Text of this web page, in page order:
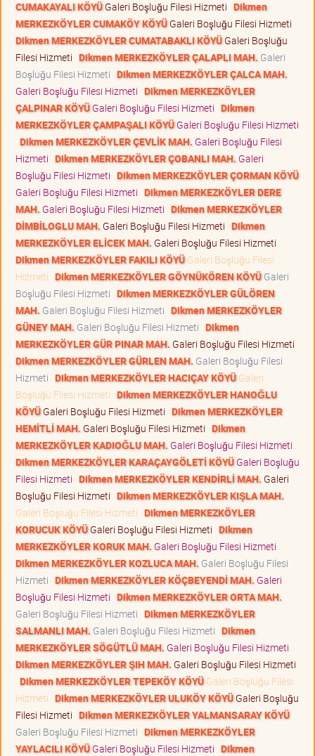
CUMAKAYALI KÖYÜGaleri Boşluğu Filesi Hizmeti Dikmen
MERKEZKÖYLER CUMAKÖY KÖYÜGaleri Boşluğu Filesi Hizmeti
Dikmen MERKEZKÖYLER CUMATABAKLI KÖYÜGaleri Boşluğu
Filesi Hizmeti Dikmen MERKEZKÖYLER ÇALAPLI MAH. Galeri
Boşluğu Filesi Hizmeti Dikmen MERKEZKÖYLER ÇALCA MAH.
Galeri Boşluğu Filesi Hizmeti Dikmen MERKEZKÖYLER
ÇALPINAR KÖYÜGaleri Boşluğu Filesi Hizmeti Dikmen
MERKEZKÖYLER ÇAMPAŞALI KÖYÜGaleri Boşluğu Filesi Hizmeti
Dikmen MERKEZKÖYLER ÇEVLİK MAH. Galeri Boşluğu Filesi
Hizmeti Dikmen MERKEZKÖYLER ÇOBANLI MAH. Galeri
Boşluğu Filesi Hizmeti Dikmen MERKEZKÖYLER ÇORMAN KÖYÜ
Galeri Boşluğu Filesi Hizmeti Dikmen MERKEZKÖYLER DERE
MAH. Galeri Boşluğu Filesi Hizmeti Dikmen MERKEZKÖYLER
DİMBİLOGLU MAH. Galeri Boşluğu Filesi Hizmeti Dikmen
MERKEZKÖYLER ELİCEK MAH. Galeri Boşluğu Filesi Hizmeti
Dikmen MERKEZKÖYLER FAKILI KÖYÜGaleri Boşluğu Filesi
Hizmeti Dikmen MERKEZKÖYLER GÖYNÜKÖREN KÖYÜGaleri
Boşluğu Filesi Hizmeti Dikmen MERKEZKÖYLER GÜLÖREN
MAH. Galeri Boşluğu Filesi Hizmeti Dikmen MERKEZKÖYLER
GÜNEY MAH. Galeri Boşluğu Filesi Hizmeti Dikmen
MERKEZKÖYLER GÜR PINAR MAH. Galeri Boşluğu Filesi Hizmeti
Dikmen MERKEZKÖYLER GÜRLEN MAH. Galeri Boşluğu Filesi
Hizmeti Dikmen MERKEZKÖYLER HACIÇAY KÖYÜGaleri
Boşluğu Filesi Hizmeti Dikmen MERKEZKÖYLER HANOĞLU
KÖYÜGaleri Boşluğu Filesi Hizmeti Dikmen MERKEZKÖYLER
HEMİTLİ MAH. Galeri Boşluğu Filesi Hizmeti Dikmen
MERKEZKÖYLER KADIOĞLU MAH. Galeri Boşluğu Filesi Hizmeti
Dikmen MERKEZKÖYLER KARAÇAYGÖLETİ KÖYÜGaleri Boşluğu
Filesi Hizmeti Dikmen MERKEZKÖYLER KENDİRLİ MAH. Galeri
Boşluğu Filesi Hizmeti Dikmen MERKEZKÖYLER KIŞLA MAH.
Galeri Boşluğu Filesi Hizmeti Dikmen MERKEZKÖYLER
KORUCUK KÖYÜGaleri Boşluğu Filesi Hizmeti Dikmen
MERKEZKÖYLER KORUK MAH. Galeri Boşluğu Filesi Hizmeti
Dikmen MERKEZKÖYLER KOZLUCA MAH. Galeri Boşluğu Filesi
Hizmeti Dikmen MERKEZKÖYLER KÖÇBEYENDİ MAH. Galeri
Boşluğu Filesi Hizmeti Dikmen MERKEZKÖYLER ORTA MAH.
Galeri Boşluğu Filesi Hizmeti Dikmen MERKEZKÖYLER
SALMANLI MAH. Galeri Boşluğu Filesi Hizmeti Dikmen
MERKEZKÖYLER SÖGÜTLÜ MAH. Galeri Boşluğu Filesi Hizmeti
Dikmen MERKEZKÖYLER ŞIH MAH. Galeri Boşluğu Filesi Hizmeti
Dikmen MERKEZKÖYLER TEPEKÖY KÖYÜGaleri Boşluğu Filesi
Hizmeti Dikmen MERKEZKÖYLER ULUKÖY KÖYÜGaleri Boşluğu
Filesi Hizmeti Dikmen MERKEZKÖYLER YALMANSARAY KÖYÜ
Galeri Boşluğu Filesi Hizmeti Dikmen MERKEZKÖYLER
YAYLACILI KÖYÜGaleri Boşluğu Filesi Hizmeti Dikmen